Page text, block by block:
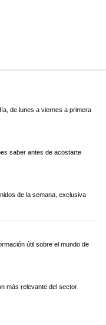
de lunes a viernes a primera
saber antes de acostarte
de la semana, exclusiva
útil sobre el mundo de
más relevante del sector